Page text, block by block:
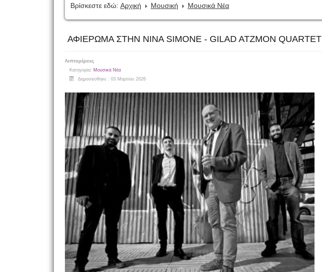
Βρίσκεστε εδώ: Αρχική Μουσική Μουσικά Νέα
ΑΦΙΕΡΩΜΑ ΣΤΗΝ ΝINA SIMONE - GILAD ATZMON QUARTET
Λεπτομέρειες
Κατηγορία: Μουσικά Νέα
Δημοσιεύθηκε : 03 Μαρτίου 2026